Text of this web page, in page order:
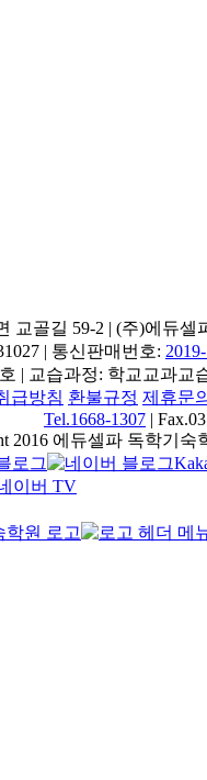
교골길 59-2 | (주)에듀셀
| 통신판매번호:
| 교습과정: 학교교과교
급방침 환불규정 제휴문의
Tel.1668-1307 |
2016 에듀셀파 독학기숙
로그